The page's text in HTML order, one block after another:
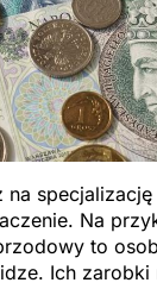
na
Na
to
Ich